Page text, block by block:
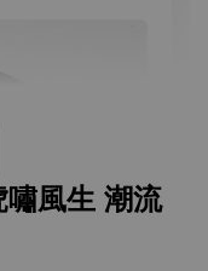
風生 潮流